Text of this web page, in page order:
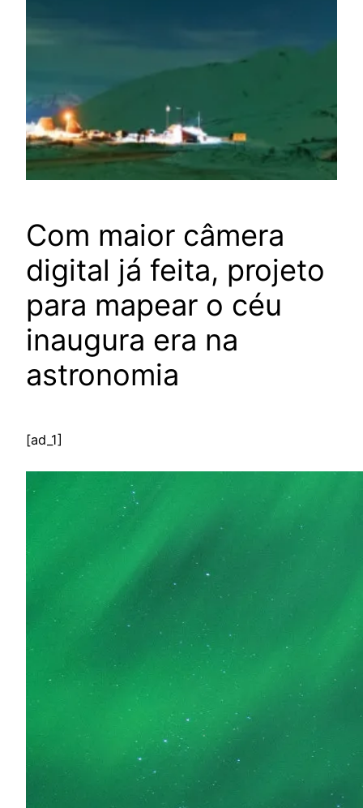
Com maior câmera
digital já feita, projeto
para mapear o céu
inaugura era na
astronomia
[ad_1]